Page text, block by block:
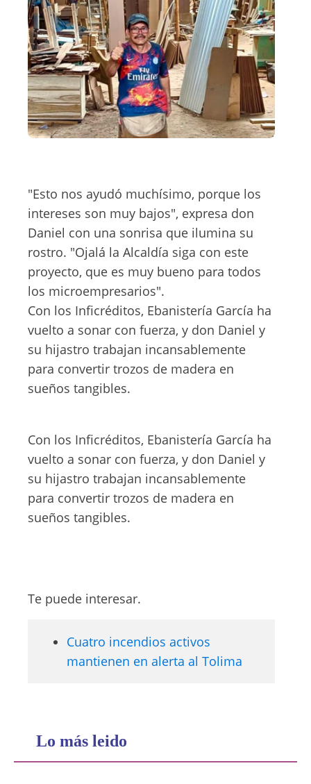
"Esto nos ayudó muchísimo, porque los
intereses son muy bajos", expresa don
Daniel con una sonrisa que ilumina su
rostro. "Ojalá la Alcaldía siga con este
proyecto, que es muy bueno para todos
los microempresarios".
Con los Inficréditos, Ebanistería García ha
vuelto a sonar con fuerza, y don Daniel y
su hijastro trabajan incansablemente
para convertir trozos de madera en
sueños tangibles.
Con los Inficréditos, Ebanistería García ha
vuelto a sonar con fuerza, y don Daniel y
su hijastro trabajan incansablemente
para convertir trozos de madera en
sueños tangibles.
Te puede interesar.
Cuatro incendios activos
mantienen en alerta al Tolima
Lo más leido